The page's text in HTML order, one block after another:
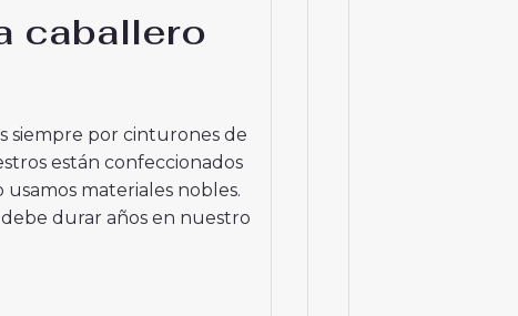
caballero
siempre por cinturones de
están confeccionados
materiales nobles.
durar años en nuestro